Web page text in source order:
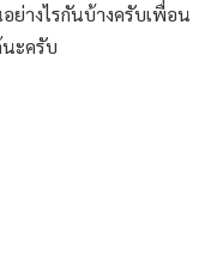
ย่างไรกันบ้างครับเพื่อน
ะครับ